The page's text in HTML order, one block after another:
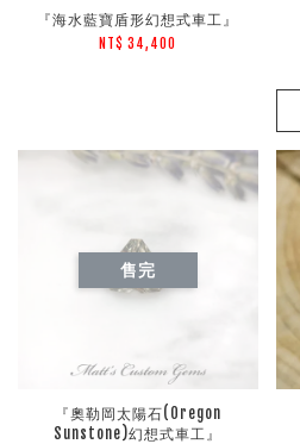
『海水藍寶盾形幻想式車工』
NT$ 34,400
售完
『奧勒岡太陽石(Oregon
Sunstone)幻想式車工』